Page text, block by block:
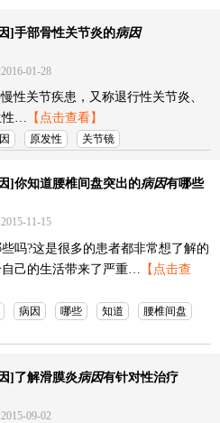
]手部骨性关节炎的病因
01-28
性关节疾患，又称退行性关节炎、
性… 【点击查看】
原发性 关节镜
]你知道腰椎间盘突出的病因有哪些
11-15
吗?这是很多的患者都非常想了解的
己的生活带来了严重…
【点击查
病因 哪些 知道
腰椎间盘
]了解滑膜炎病因有针对性治疗
09-02